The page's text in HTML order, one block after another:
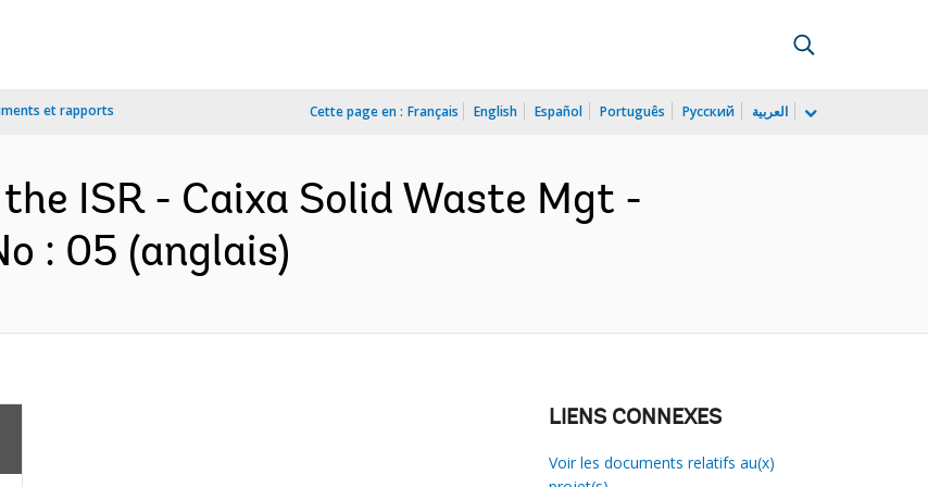
et rapports Cette page en : Français English Español Português Русский العربية
ISR - Caixa Solid Waste Mgt -
: 05 (anglais)
LIENS CONNEXES
Voir les documents relatifs au(x)